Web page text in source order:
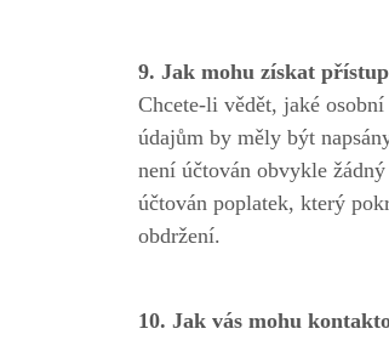
9. Jak mohu získat
Chcete-li vědět, jaké
údajům by měly být
není účtován obvykle
účtován poplatek, který
obdržení.
10. Jak vás mohu